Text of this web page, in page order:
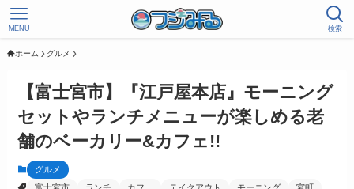
検索
MENU
ホーム グルメ
【富士宮市】『江戸屋本店』モーニング
セットやランチメニューが楽しめる老
舗のベーカリー&カフェ!!
グルメ